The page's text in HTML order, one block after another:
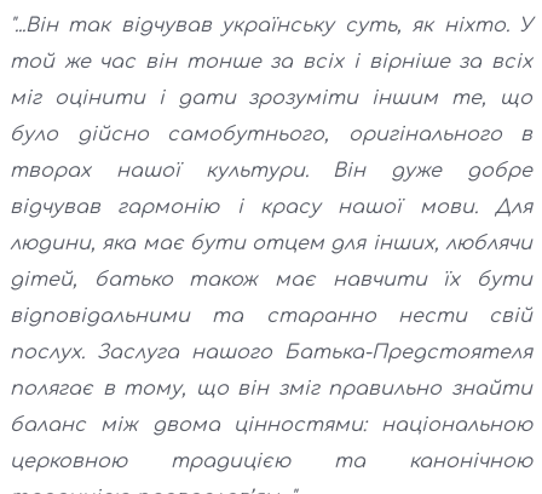
"...Він так відчував українську суть, як ніхто. У
той же час він тонше за всіх і вірніше за всіх
міг оцінити і дати зрозуміти іншим те, що
було дійсно самобутнього, оригінального в
творах нашої культури. Він дуже добре
відчував гармонію і красу нашої мови. Для
людини, яка має бути отцем для інших, люблячи
дітей, батько також має навчити їх бути
відповідальними та старанно нести свій
послух. Заслуга нашого Батька-Предстоятеля
полягає в тому, що він зміг правильно знайти
баланс між двома цінностями: національною
церковною традицією та канонічною